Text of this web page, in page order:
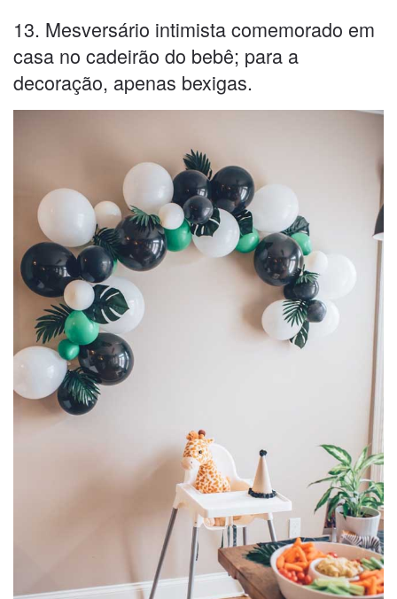
13. Mesversário intimista comemorado em
casa no cadeirão do bebê; para a
decoração, apenas bexigas.